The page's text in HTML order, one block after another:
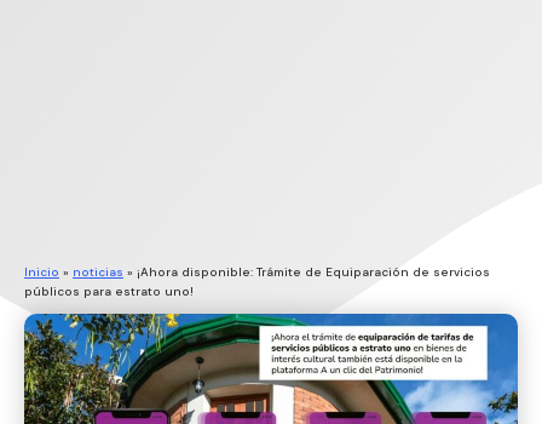
Inicio » noticias » ¡Ahora disponible: Trámite de Equiparación de servicios
públicos para estrato uno!